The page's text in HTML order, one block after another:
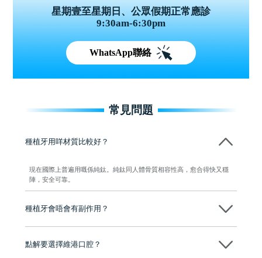
星期壹至星期日、公眾假期正常應診
9:30am-6:30pm
WhatsApp聯絡
常見問題
種植牙用咩材質比較好？
現在國際上普遍用嘅係純鈦。純鈦同人體骨質相容性高，愈合得快又穩
陣，安全可靠。
種植牙會唔會有副作用？
作，會最大化避免一切副作用。
點解要選擇維港口腔？